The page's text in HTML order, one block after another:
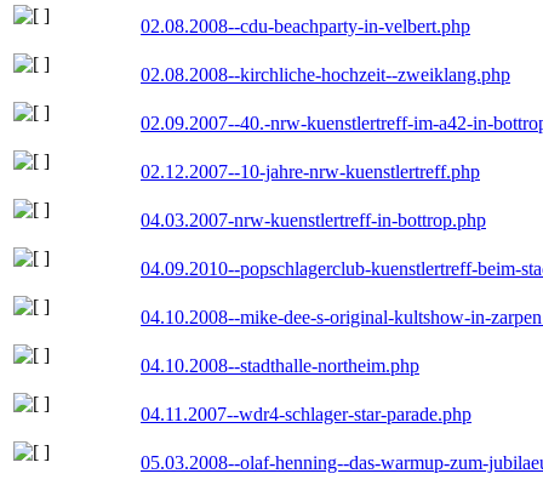
02.08.2008--cdu-beachparty-in-velbert.php
02.08.2008--kirchliche-hochzeit--zweiklang.php
02.09.2007--40.-nrw-kuenstlertreff-im-a42-in-
02.12.2007--10-jahre-nrw-kuenstlertreff.php
04.03.2007-nrw-kuenstlertreff-in-bottrop.php
04.09.2010--popschlagerclub-kuenstlertreff-beim-
04.10.2008--mike-dee-s-original-kultshow-in-
04.10.2008--stadthalle-northeim.php
04.11.2007--wdr4-schlager-star-parade.php
05.03.2008--olaf-henning--das-warmup-zum-